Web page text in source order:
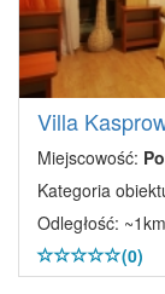
Villa
Miejscowość:
Kategoria
Odległość: ~1km
(0)